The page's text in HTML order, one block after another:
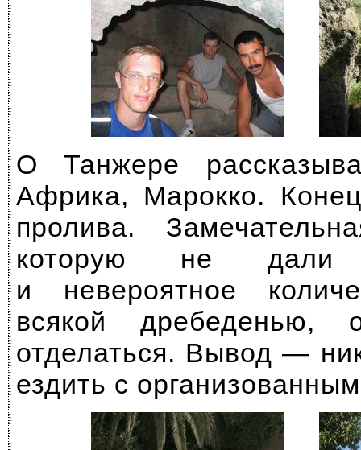
О Танжере
Африка, Марокко. Конец
пролива.
которую не дали
и невероятное
всякой дребеденью,
отделаться. Вывод —
ездить c